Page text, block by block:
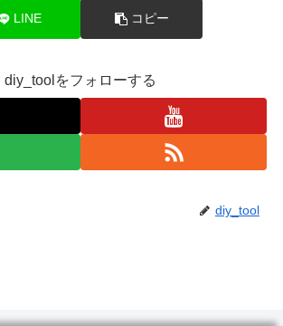
LINE コピー
diy_toolをフォローする
diy_tool